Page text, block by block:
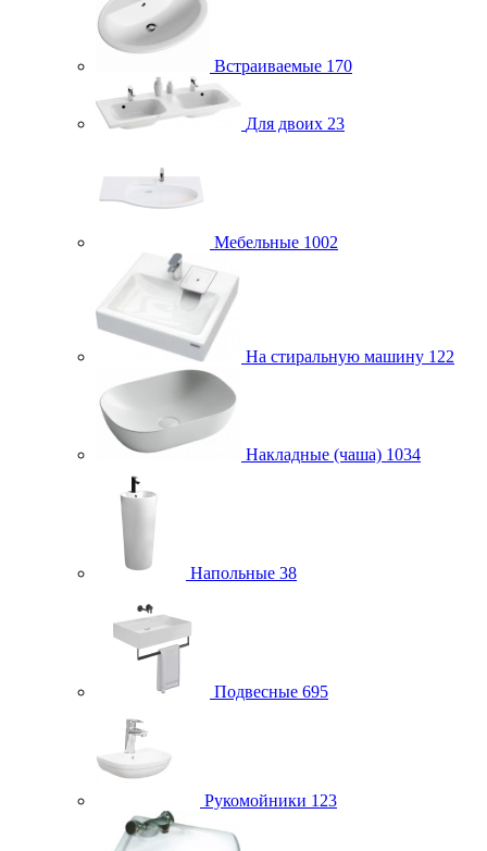
Встраиваемые 170
Для двоих 23
Мебельные 1002
На стиральную машину 122
Накладные (чаша) 1034
Напольные 38
Подвесные 695
Рукомойники 123